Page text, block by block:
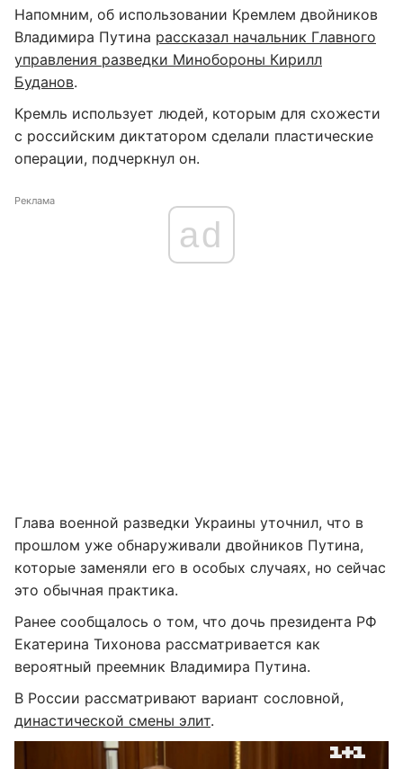
Напомним, об использовании Кремлем двойников
Владимира Путина рассказал начальник Главного
управления разведки Минобороны Кирилл
Буданов.
Кремль использует людей, которым для схожести
с российским диктатором сделали пластические
операции, подчеркнул он.
Реклама
ad
Глава военной разведки Украины уточнил, что в
прошлом уже обнаруживали двойников Путина,
которые заменяли его в особых случаях, но сейчас
это обычная практика.
Ранее сообщалось о том, что дочь президента РФ
Екатерина Тихонова рассматривается как
вероятный преемник Владимира Путина.
В России рассматривают вариант сословной,
династической смены элит.